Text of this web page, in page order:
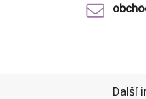
Další